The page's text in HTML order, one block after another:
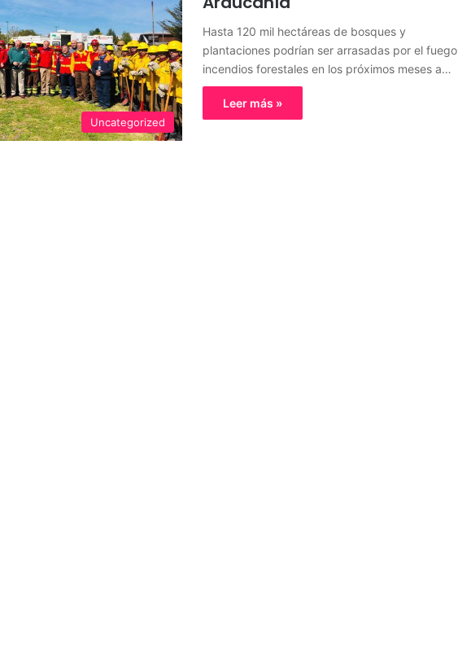
Uncategorized
Hasta 120 mil hectáreas de bosques y
plantaciones podrían ser arrasadas por el
incendios forestales en los próximos meses a…
Leer más »